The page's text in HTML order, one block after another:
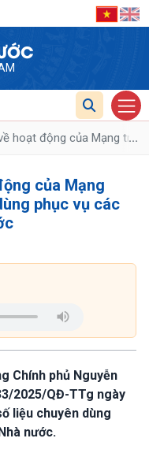
hoạt động của Mạng ...
của Mạng
phục vụ các
Chính phủ Nguyễn
2025/QĐ-TTg ngày
liệu chuyên dùng
nước.